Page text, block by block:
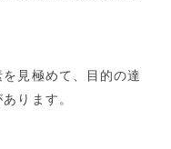
見極めて、目的の達
ります。